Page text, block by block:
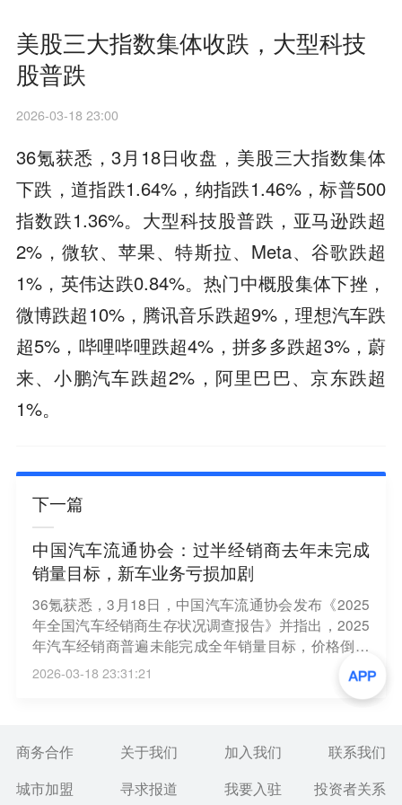
美股三大指数集体收跌，大型科技
股普跌
2026-03-18 23:00
36氪获悉，3月18日收盘，美股三大指数集体
下跌，道指跌1.64%，纳指跌1.46%，标普500
指数跌1.36%。大型科技股普跌，亚马逊跌超
2%，微软、苹果、特斯拉、Meta、谷歌跌超
1%，英伟达跌0.84%。热门中概股集体下挫，
微博跌超10%，腾讯音乐跌超9%，理想汽车跌
超5%，哔哩哔哩跌超4%，拼多多跌超3%，蔚
来、小鹏汽车跌超2%，阿里巴巴、京东跌超
1%。
下一篇
中国汽车流通协会：过半经销商去年未完成
销量目标，新车业务亏损加剧
36氪获悉，3月18日，中国汽车流通协会发布《2025
年全国汽车经销商生存状况调查报告》并指出，2025
年汽车经销商普遍未能完成全年销量目标，价格倒挂
持续，新车业务亏损加剧，汽车经销商亏损面增加，
盈利面收窄。针对年度销量目标完成率，《调查报
告》显示，2025年全年超过一半的经销商未能完成年
量目标完成情况不及2024年。
2026-03-18 23:31:21
商务合作 关于我们 加入我们
联系我们
城市加盟
寻求报道 我要入驻 投资者关系